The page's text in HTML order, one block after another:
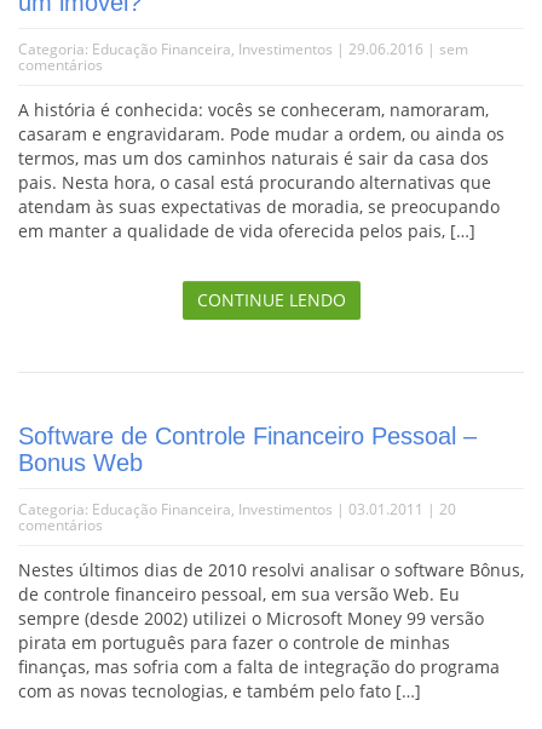
Categoria: Educação Financeira, Investimentos | 29.06.2016 | sem
comentários
A história é conhecida: vocês se conheceram, namoraram,
casaram e engravidaram. Pode mudar a ordem, ou ainda os
termos, mas um dos caminhos naturais é sair da casa dos
pais. Nesta hora, o casal está procurando alternativas que
atendam às suas expectativas de moradia, se preocupando
em manter a qualidade de vida oferecida pelos pais, […]
CONTINUE LENDO
Software de Controle Financeiro Pessoal –
Bonus Web
Categoria: Educação Financeira, Investimentos | 03.01.2011 | 20
comentários
Nestes últimos dias de 2010 resolvi analisar o software Bônus,
de controle financeiro pessoal, em sua versão Web. Eu
sempre (desde 2002) utilizei o Microsoft Money 99 versão
pirata em português para fazer o controle de minhas
finanças, mas sofria com a falta de integração do programa
com as novas tecnologias, e também pelo fato […]